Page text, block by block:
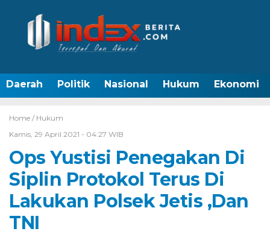
Daerah Politik Nasional Hukum Ekonomi
Home / Hukum
Kamis, 29 April 2021 - 04:27 WIB
Ops Yustisi Penegakan Di
Siplin Protokol Terus Di
Lakukan Polsek Jetis ,Dan
TNI